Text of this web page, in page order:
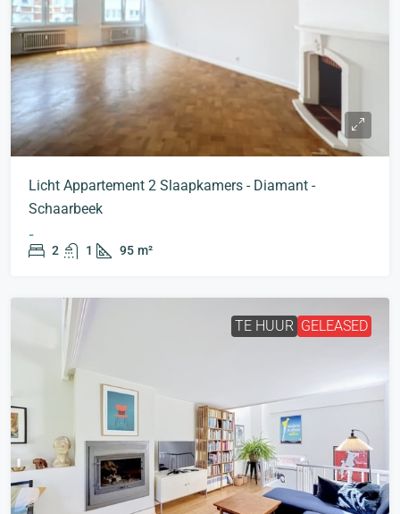
Licht Appartement 2 Slaapkamers - Diamant -
Schaarbeek
-
2 1 95 m²
TE HUUR GELEASED